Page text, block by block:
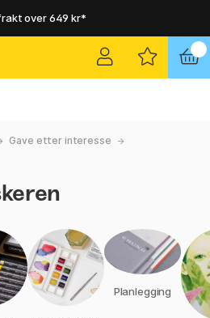
over 649 kr*
eller utleveringssted
eller utleveringssted
Gave etter interesse
Planlegging